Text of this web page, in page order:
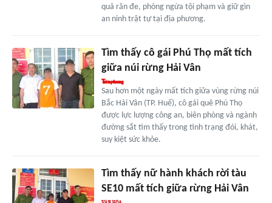
quả răn đe, phòng ngừa tội phạm và giữ gìn
an ninh trật tự tại địa phương.
Tìm thấy cô gái Phú Thọ mất tích
giữa núi rừng Hải Vân
Sau hơn một ngày mất tích giữa vùng rừng núi
Bắc Hải Vân (TP. Huế), cô gái quê Phú Thọ
được lực lượng công an, biên phòng và ngành
đường sắt tìm thấy trong tình trạng đói, khát,
suy kiệt sức khỏe.
Tìm thấy nữ hành khách rời tàu
SE10 mất tích giữa rừng Hải Vân